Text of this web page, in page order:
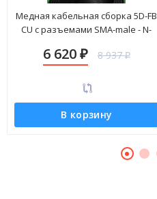
Медная кабельная сборка 5D-FB
CU с разъемами SMA-male - N-
6 620 ₽ 8 937₽
В корзину